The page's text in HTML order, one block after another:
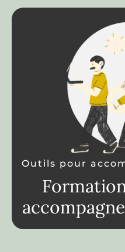
Outils pour